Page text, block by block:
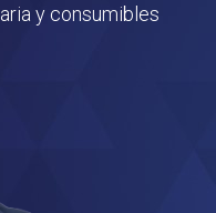
y consumibles